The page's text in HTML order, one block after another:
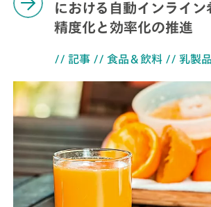
における自動インライン
精度化と効率化の推進
// 記事// 食品＆飲料// 乳製